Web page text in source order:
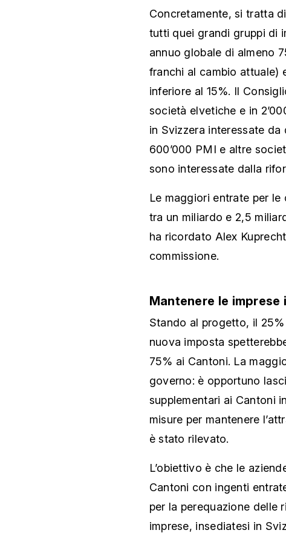
Concretamente, si tratta
tutti quei grandi gruppi di
annuo globale di almeno
franchi al cambio attuale)
inferiore al 15%. Il
società elvetiche e in
in Svizzera interessate
600’000 PMI e altre
sono interessate dalla
Le maggiori entrate per
tra un miliardo e 2,5
ha ricordato Alex
commissione.
Mantenere le imprese
Stando al progetto, il
nuova imposta
75% ai Cantoni. La
governo: è opportuno
supplementari ai Cantoni
misure per mantenere
è stato rilevato.
L’obiettivo è che le
Cantoni con ingenti
per la perequazione delle
imprese, insediatesi in